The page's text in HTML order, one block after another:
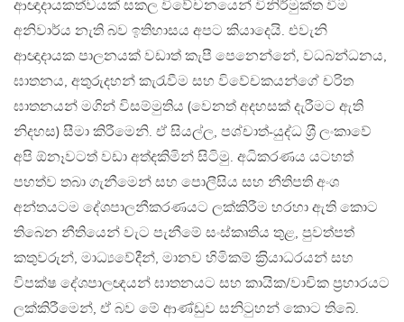
ආඥාදායකත්වයක් සකල විවේචනයෙන් විනිර්මුක්ත වීම
අනිවාර්ය නැති බව ඉතිහාසය අපට කියාදෙයි. එවැනි
ආඥාදායක පාලනයක් වඩාත් කැපී පෙනෙන්නේ, වධබන්ධනය,
ඝාතනය, අතුරුදහන් කැරැවීම සහ විවේචකයන්ගේ චරිත
ඝාතනයන් මගින් විසම්මුතිය (වෙනත් අදහසක් දැරීමට ඇති
නිදහස) සීමා කිරීමෙනි. ඒ සියල්ල, පශ්චාත්-යුද්ධ ශ‍්‍රී ලංකාවේ
අපි ඕනෑවටත් වඩා අත්දකිමින් සිටිමු. අධිකරණය යටහත්
පහත්ව තබා ගැනීමෙන් සහ පොලීසිය සහ නීතිපති අංශ
අන්තයටම දේශපාලනීකරණයට ලක්කිරීම හරහා ඇති කොට
තිබෙන නීතියෙන් වැට පැනීමේ සංස්කෘතිය තුළ, පුවත්පත්
කතුවරුන්, මාධ්‍යවේදීන්, මානව හිමිකම් ක‍්‍රියාධරයන් සහ
විපක්ෂ දේශපාලඥයන් ඝාතනයට සහ කායික/වාචික ප‍්‍රහාරයට
ලක්කිරීමෙන්, ඒ බව මේ ආණ්ඩුව සනිටුහන් කොට තිබේ.